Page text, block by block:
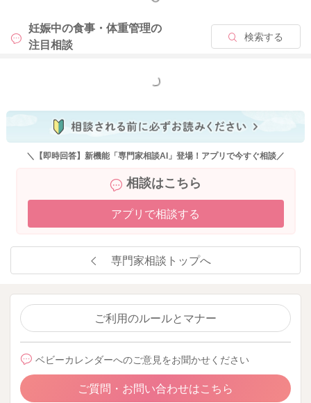
妊娠中の食事・体重管理の
注目相談
検索する
もっと見る
＼【即時回答】新機能「専門家相談AI」登場！アプリで今すぐ相談／
相談はこちら
アプリで相談する
専門家相談トップへ
ご利用のルールとマナー
ベビーカレンダーへのご意見をお聞かせください
ご質問・お問い合わせはこちら